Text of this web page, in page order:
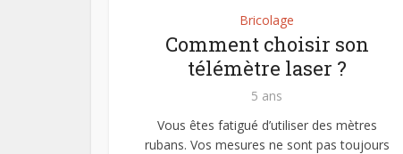
Bricolage
Comment choisir son
télémètre laser ?
5 ans
Vous êtes fatigué d’utiliser des mètres
rubans. Vos mesures ne sont pas toujours